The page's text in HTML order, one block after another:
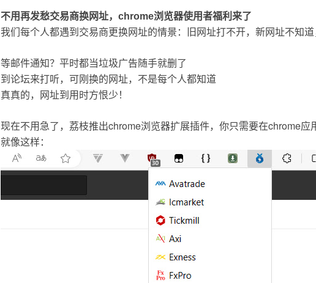
不用再发愁交易商换网址，chrome浏览器使用者福利来了
我们每个人都遇到交易商更换网址的情景：旧网址打不开，新网址不知
等邮件通知？平时都当垃圾广告随手就删了
到论坛来打听，可刚换的网址，不是每个人都知道
真真的，网址到用时方恨少！
现在不用急了，荔枝推出chrome浏览器扩展插件，你只需要在chrome
就像这样：